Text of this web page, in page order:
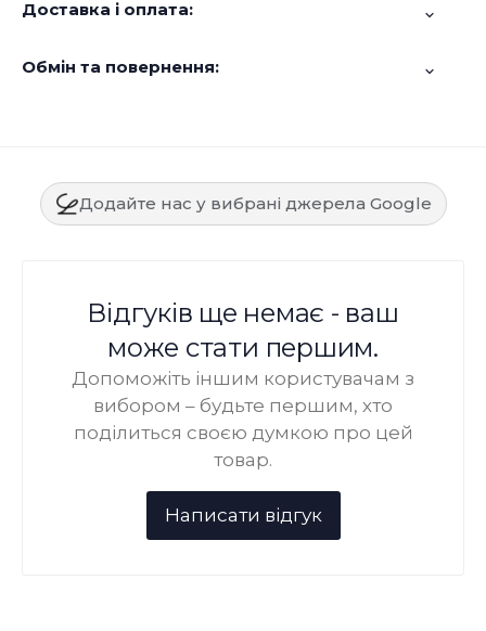
Доставка і оплата:
Обмін та повернення:
Додайте нас у вибрані джерела Google
Відгуків ще немає - ваш
може стати першим.
Допоможіть іншим користувачам з
вибором – будьте першим, хто
поділиться своєю думкою про цей
товар.